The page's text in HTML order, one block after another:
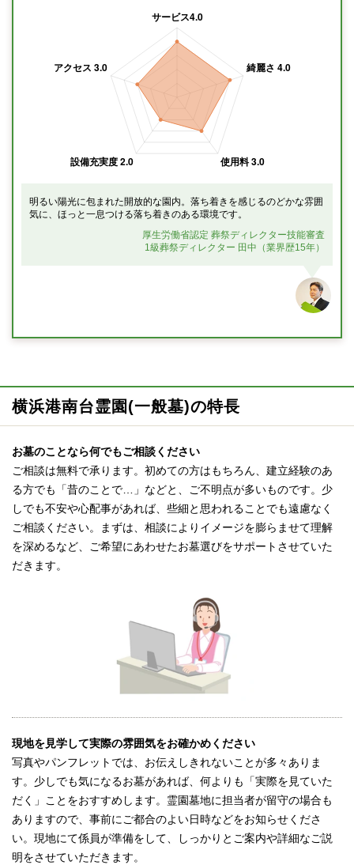
明るい陽光に包まれた開放的な園内。落ち着きを感じるのどかな雰囲
気に、ほっと一息つける落ち着きのある環境です。
厚生労働省認定 葬祭ディレクター技能審査
1級葬祭ディレクター 田中（業界歴15年）
横浜港南台霊園(一般墓)の特長
お墓のことなら何でもご相談ください
ご相談は無料で承ります。初めての方はもちろん、建立経験のあ
る方でも「昔のことで…」などと、ご不明点が多いものです。少
しでも不安や心配事があれば、些細と思われることでも遠慮なく
ご相談ください。まずは、相談によりイメージを膨らませて理解
を深めるなど、ご希望にあわせたお墓選びをサポートさせていた
だきます。
現地を見学して実際の雰囲気をお確かめください
写真やパンフレットでは、お伝えしきれないことが多々ありま
す。少しでも気になるお墓があれば、何よりも「実際を見ていた
だく」ことをおすすめします。霊園墓地に担当者が留守の場合も
ありますので、事前にご都合のよい日時などをお知らせくださ
い。現地にて係員が準備をして、しっかりとご案内や詳細なご説
明をさせていただきます。